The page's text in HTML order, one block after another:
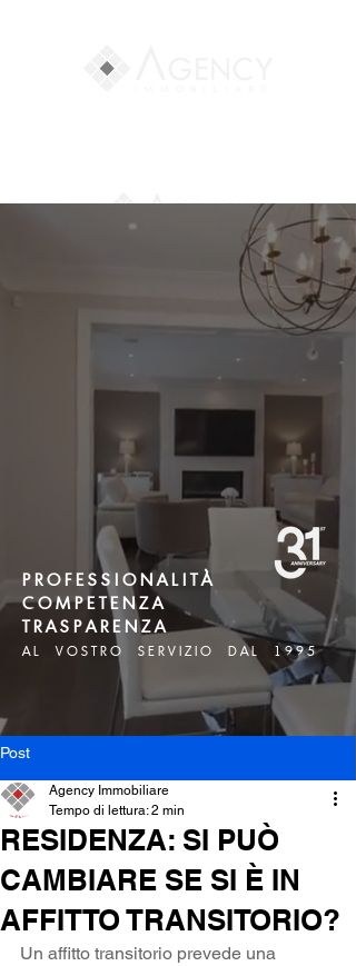
Post
RESIDENZA: SI PUÒ
CAMBIARE SE SI È IN
AFFITTO TRANSITORIO?
Agency Immobiliare
Tempo di lettura: 2 min
Un affitto transitorio prevede una
P R O F E S S I O N A L I T À
C O M P E T E N Z A
T R A S P A R E N Z A
A L V O S T R O S E R V I Z I O D A L 1 9 9 5